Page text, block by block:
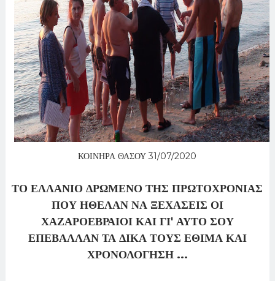
ΚΟΙΝΗΡΑ ΘΑΣΟΥ 31/07/2020
ΤΟ ΕΛΛΑΝΙΟ ΔΡΩΜΕΝΟ ΤΗΣ ΠΡΩΤΟΧΡΟΝΙΑΣ
ΠΟΥ ΗΘΕΛΑΝ ΝΑ ΞΕΧΑΣΕΙΣ ΟΙ
ΧΑΖΑΡΟΕΒΡΑΙΟΙ ΚΑΙ ΓΙ' ΑΥΤΟ ΣΟΥ
ΕΠΕΒΑΛΛΑΝ ΤΑ ΔΙΚΑ ΤΟΥΣ ΕΘΙΜΑ ΚΑΙ
ΧΡΟΝΟΛΟΓΗΣΗ ...